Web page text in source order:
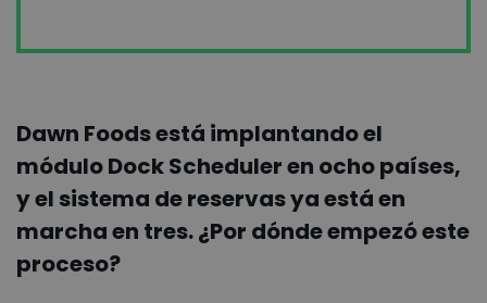
Dawn Foods está implantando el
módulo Dock Scheduler en ocho países,
y el sistema de reservas ya está en
marcha en tres. ¿Por dónde empezó este
proceso?